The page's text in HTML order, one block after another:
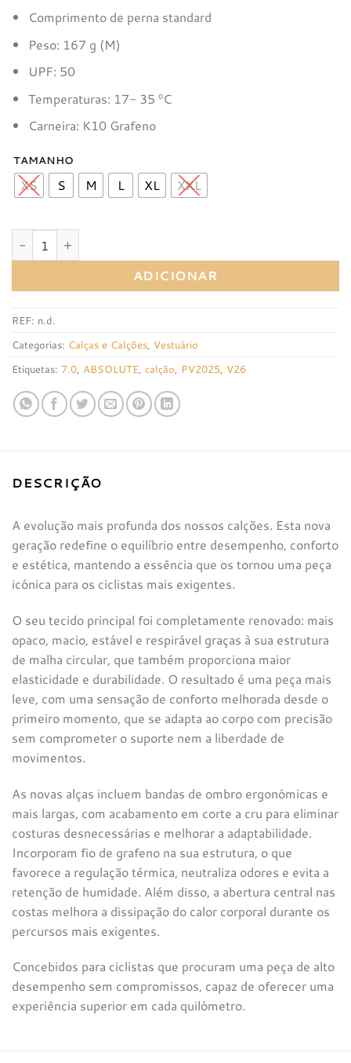
Comprimento de perna standard
Peso: 167 g (M)
UPF: 50
Temperaturas: 17- 35 ºC
Carneira: K10 Grafeno
TAMANHO
XS S M L XL XXL
ADICIONAR
REF: n.d.
Categorias: Calças e Calções, Vestuário
Etiquetas: 7.0, ABSOLUTE, calção, PV2025, V26
DESCRIÇÃO
A evolução mais profunda dos nossos calções. Esta nova
geração redefine o equilíbrio entre desempenho, conforto
e estética, mantendo a essência que os tornou uma peça
icónica para os ciclistas mais exigentes.
O seu tecido principal foi completamente renovado: mais
opaco, macio, estável e respirável graças à sua estrutura
de malha circular, que também proporciona maior
elasticidade e durabilidade. O resultado é uma peça mais
leve, com uma sensação de conforto melhorada desde o
primeiro momento, que se adapta ao corpo com precisão
sem comprometer o suporte nem a liberdade de
movimentos.
As novas alças incluem bandas de ombro ergonómicas e
mais largas, com acabamento em corte a cru para eliminar
costuras desnecessárias e melhorar a adaptabilidade.
Incorporam fio de grafeno na sua estrutura, o que
favorece a regulação térmica, neutraliza odores e evita a
retenção de humidade. Além disso, a abertura central nas
costas melhora a dissipação do calor corporal durante os
percursos mais exigentes.
Concebidos para ciclistas que procuram uma peça de alto
desempenho sem compromissos, capaz de oferecer uma
experiência superior em cada quilómetro.